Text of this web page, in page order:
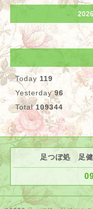
Today 119
Yesterday96
Total109344
足つぼ処 足